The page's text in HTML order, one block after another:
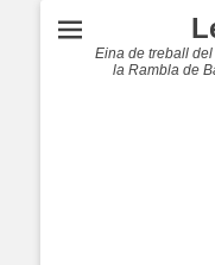
Eina de treball
la Rambla de